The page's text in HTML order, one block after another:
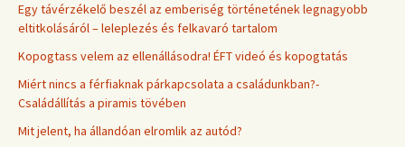
Egy távérzékelő beszél az emberiség történetének legnagyobb
eltitkolásáról – leleplezés és felkavaró tartalom
Kopogtass velem az ellenállásodra! ÉFT videó és kopogtatás
Miért nincs a férfiaknak párkapcsolata a családunkban?-
Családállítás a piramis tövében
Mit jelent, ha állandóan elromlik az autód?